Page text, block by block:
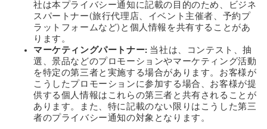
社は本プライバシー通知に記載の目的のため、ビジネ
スパートナー(旅行代理店、イベント主催者、予約プ
ラットフォームなど)と個人情報を共有することがあ
ります。
マーケティングパートナー: 当社は、コンテスト、抽
選、景品などのプロモーションやマーケティング活動
を特定の第三者と実施する場合があります。お客様が
こうしたプロモーションに参加する場合、お客様が提
供する個人情報はこれらの第三者と共有されることが
あります。また、特に記載のない限りはこうした第三
者のプライバシー通知の対象となります。